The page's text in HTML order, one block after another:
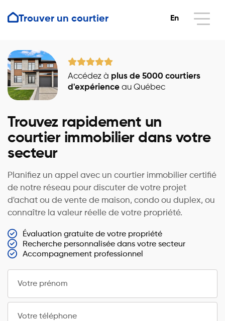
Trouver un courtier En
Accédez à plus de 5000 courtiers
d'expérience au Québec
Trouvez rapidement un
courtier immobilier dans votre
secteur
Planifiez un appel avec un courtier immobilier certifié
de notre réseau pour discuter de votre projet
d'achat ou de vente de maison, condo ou duplex, ou
connaître la valeur réelle de votre propriété.
Évaluation gratuite de votre propriété
Recherche personnalisée dans votre secteur
Accompagnement professionnel
Votre prénom
Votre téléphone